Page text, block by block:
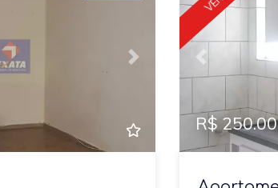
Next Previous
R$